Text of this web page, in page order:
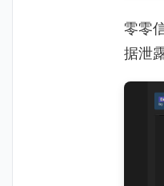
零零
据泄